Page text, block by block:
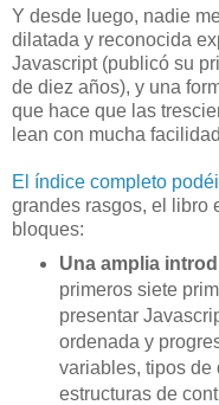
Y desde luego, nadie
dilatada y reconocida
Javascript (publicó su
de diez años), y una
que hace que las
lean con mucha
El índice completo
grandes rasgos, el libro
bloques:
Una amplia
primeros siete
presentar
ordenada y
variables, tipos de
estructuras de